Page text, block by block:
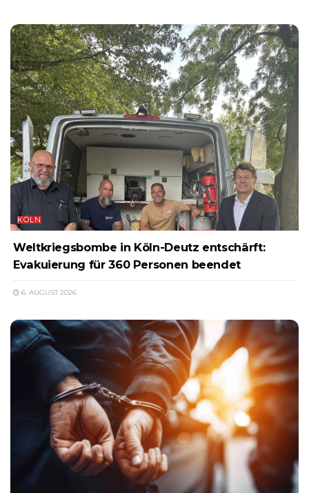
KÖLN
Weltkriegsbombe in Köln-Deutz entschärft:
Evakuierung für 360 Personen beendet
6. AUGUST 2026